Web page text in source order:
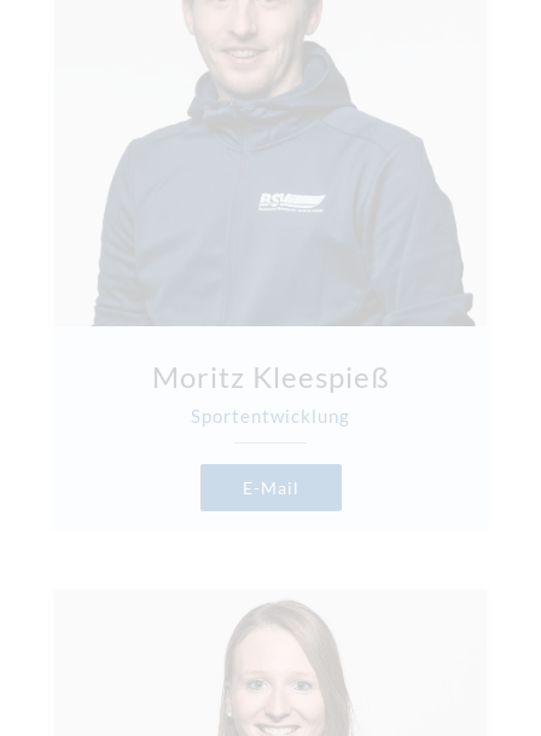
Moritz Kleespieß
Sportentwicklung
E-Mail